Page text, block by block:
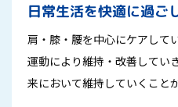
日常生活を快適に過ご
肩・膝・腰を中心にケアして
運動により維持・改善してい
来において維持していくこと